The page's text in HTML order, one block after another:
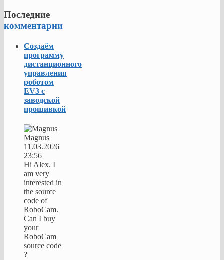
Последние
комментарии
Создаём
программу
дистанционного
управления
роботом
EV3 с
заводской
прошивкой
Magnus
11.03.2026
23:56
Hi Alex. I
am very
interested in
the source
code of
RoboCam.
Can I buy
your
RoboCam
source code
?